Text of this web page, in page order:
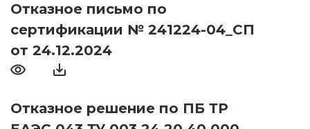
Отказное письмо по
сертификации № 241224-04_СП
от 24.12.2024
Отказное решение по ПБ ТР